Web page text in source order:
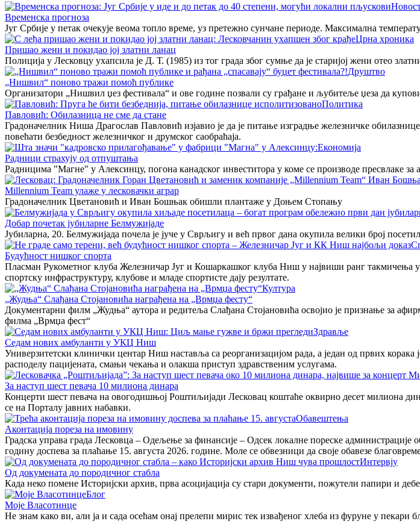
Временска прогноза
Југ Србије у петак очекује веома топло време, уз претежно сунчане периоде. Максимална
Црна хроника
Пришао жени и покидао јој златни ланац
Полиција у Лесковцу ухапсила је Д. Т. (1985) из тог града због сумње да је старијој жени отео
Друштво
„Нишвил“ поново тражи помоћ публике
Организатори „Нишвил џез фестивала“ и ове године позвали су грађане и љубитеље џеза да
Политика
Павловић: Обилазница не сме да стане
Градоначелник Ниша Драгослав Павловић изјавио је да је питање изградње железничке обилазнице
повећати безбедност железничког и друмског саобраћаја.
Економија
Радници страхују од отпуштања
Радницима "Магне" у Алексинцу, погона канадског инвеститора у коме се производе пресвлаке
Millennium Team улаже у лесковачки аграр
Градоначелник Цветановић и Иван Бошњак обишли плантаже у Доњем Стопању
Добар почетак јубиларне Белмужијаде
Јубиларна, 20. Белмужијада почела је јуче у Сврљигу и већ првог дана окупила велики број
Будућност нишког спорта
Пласман Рукометног клуба Железничар Југ и Кошаркашког клуба Ниш у највиши ранг такмичења
спортску инфраструктуру, клубове и младе спортисте дају резултате.
Култура
„Жудња“ Слађана Стојановића награђена на „Врмџа фесту“
Документарни филм „Жудња“ аутора и редитеља Слађана Стојановића освојио је признање за
филма „Врмџа фест“
Здравље
Седам нових амбуланти у УКЦ Ниш
Универзитетски клинички центар Ниш наставља са реорганизацијом рада, а један од првих
расподелу пацијената, смањи чекања и олакша приступ здравственим услугама.
За наступ шест певача 10 милиона динара
Концерти шест певача на овогодишњој Роштиљијади Лесковац коштаће оквирно десет милиона
се на Порталу јавних набавки.
Обавештења
Аконтација пореза на имовину
Градска управа града Лесковца – Одељење за финансије – Одсек локалне пореске
годину доспева за плаћање 15. августа 2026. године. Моле се обвезници да своје обавезе
Интервју
Од докумената до породичног стабла
Када неко помене Историјски архив, прва асоцијација су стари документи, пожутели папири и
Блог
Моје Власотинце
Не знам како ви, али ја и сада осећам онај прелепи мирис тек извађеног хлеба из фуруне у